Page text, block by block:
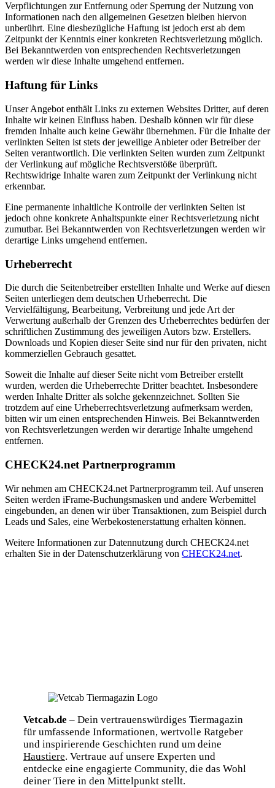
Verpflichtungen zur Entfernung oder Sperrung der Nutzung von
Informationen nach den allgemeinen Gesetzen bleiben hiervon
unberührt. Eine diesbezügliche Haftung ist jedoch erst ab dem
Zeitpunkt der Kenntnis einer konkreten Rechtsverletzung möglich.
Bei Bekanntwerden von entsprechenden Rechtsverletzungen
werden wir diese Inhalte umgehend entfernen.
Haftung für Links
Unser Angebot enthält Links zu externen Websites Dritter, auf deren
Inhalte wir keinen Einfluss haben. Deshalb können wir für diese
fremden Inhalte auch keine Gewähr übernehmen. Für die Inhalte der
verlinkten Seiten ist stets der jeweilige Anbieter oder Betreiber der
Seiten verantwortlich. Die verlinkten Seiten wurden zum Zeitpunkt
der Verlinkung auf mögliche Rechtsverstöße überprüft.
Rechtswidrige Inhalte waren zum Zeitpunkt der Verlinkung nicht
erkennbar.
Eine permanente inhaltliche Kontrolle der verlinkten Seiten ist
jedoch ohne konkrete Anhaltspunkte einer Rechtsverletzung nicht
zumutbar. Bei Bekanntwerden von Rechtsverletzungen werden wir
derartige Links umgehend entfernen.
Urheberrecht
Die durch die Seitenbetreiber erstellten Inhalte und Werke auf diesen
Seiten unterliegen dem deutschen Urheberrecht. Die
Vervielfältigung, Bearbeitung, Verbreitung und jede Art der
Verwertung außerhalb der Grenzen des Urheberrechtes bedürfen der
schriftlichen Zustimmung des jeweiligen Autors bzw. Erstellers.
Downloads und Kopien dieser Seite sind nur für den privaten, nicht
kommerziellen Gebrauch gesattet.
Soweit die Inhalte auf dieser Seite nicht vom Betreiber erstellt
wurden, werden die Urheberrechte Dritter beachtet. Insbesondere
werden Inhalte Dritter als solche gekennzeichnet. Sollten Sie
trotzdem auf eine Urheberrechtsverletzung aufmerksam werden,
bitten wir um einen entsprechenden Hinweis. Bei Bekanntwerden
von Rechtsverletzungen werden wir derartige Inhalte umgehend
entfernen.
CHECK24.net Partnerprogramm
Wir nehmen am CHECK24.net Partnerprogramm teil. Auf unseren
Seiten werden iFrame-Buchungsmasken und andere Werbemittel
eingebunden, an denen wir über Transaktionen, zum Beispiel durch
Leads und Sales, eine Werbekostenerstattung erhalten können.
Weitere Informationen zur Datennutzung durch CHECK24.net
erhalten Sie in der Datenschutzerklärung von CHECK24.net.
Vetcab.de – Dein vertrauenswürdiges Tiermagazin
für umfassende Informationen, wertvolle Ratgeber
und inspirierende Geschichten rund um deine
Haustiere. Vertraue auf unsere Experten und
entdecke eine engagierte Community, die das Wohl
deiner Tiere in den Mittelpunkt stellt.